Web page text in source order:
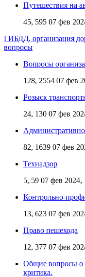
Путешествия на
45, 595 07 фев
ГИБДД, организация
вопросы
Вопросы
128, 2554 07 фев
Розыск
24, 130 07 фев
82, 1639 07 фев
Технадзор
5, 59 07 фев 2024,
Контрольно-
13, 623 07 фев
Право пешехода
12, 377 07 фев
Общие вопросы о
критика.